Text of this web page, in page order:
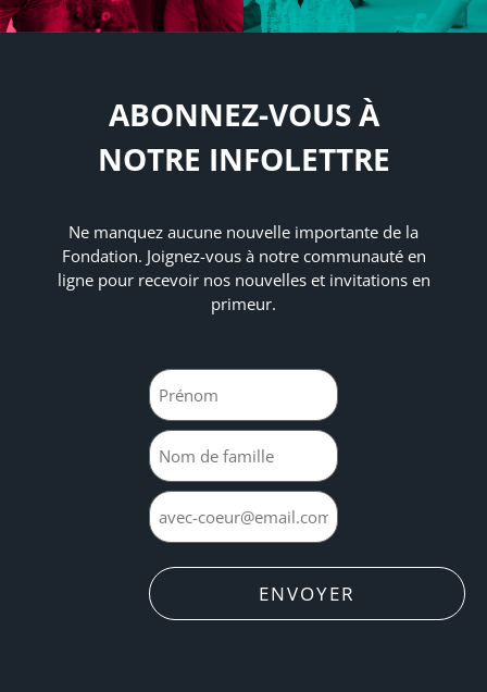
ABONNEZ-VOUS À
NOTRE INFOLETTRE
Ne manquez aucune nouvelle importante de la
Fondation. Joignez-vous à notre communauté en
ligne pour recevoir nos nouvelles et invitations en
primeur.
Name
ENVOYER